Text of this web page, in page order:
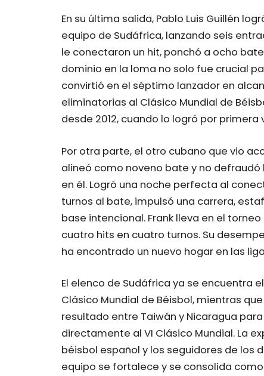
En su última salida, Pablo Luis Guillén
equipo de Sudáfrica, lanzando seis
le conectaron un hit, ponchó a ocho
dominio en la loma no solo fue crucial
convirtió en el séptimo lanzador en
eliminatorias al Clásico Mundial de
desde 2012, cuando lo logró por
Por otra parte, el otro cubano que vio
alineó como noveno bate y no
en él. Logró una noche perfecta al
turnos al bate, impulsó una carrera,
base intencional. Frank lleva en el
cuatro hits en cuatro turnos. Su
ha encontrado un nuevo hogar en las
El elenco de Sudáfrica ya se encuentra
Clásico Mundial de Béisbol, mientras
resultado entre Taiwán y Nicaragua
directamente al VI Clásico Mundial. La
béisbol español y los seguidores de los
equipo se fortalece y se consolida